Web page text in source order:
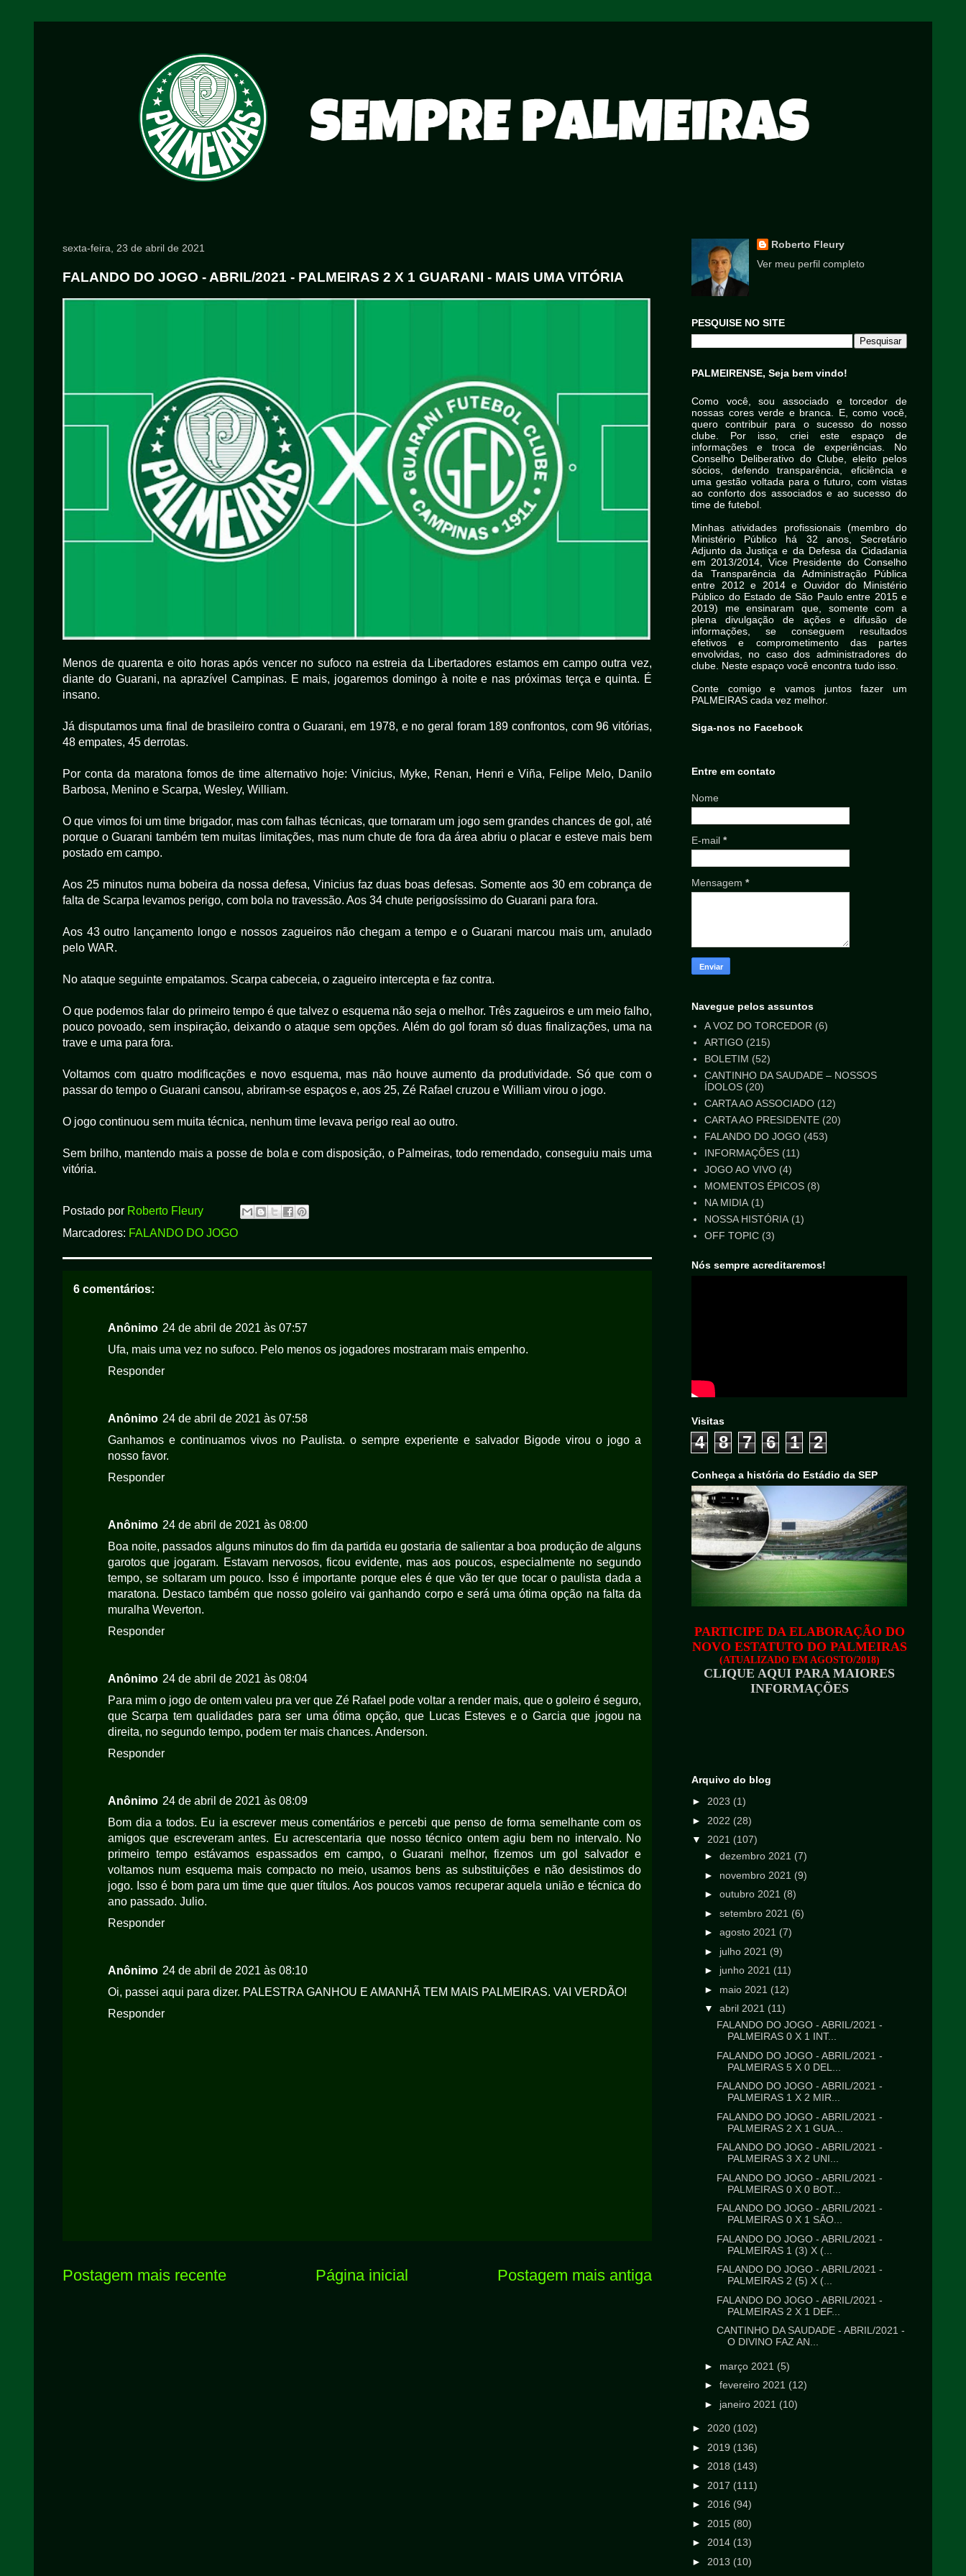
sexta-feira, 23 de abril de 2021
FALANDO DO JOGO - ABRIL/2021 - PALMEIRAS 2 X 1 GUARANI - MAIS UMA VITÓRIA
Menos de quarenta e oito horas após vencer no sufoco na estreia da Libertadores estamos em campo outra vez,
diante do Guarani, na aprazível Campinas. E mais, jogaremos domingo à noite e nas próximas terça e quinta. É
insano.
Já disputamos uma final de brasileiro contra o Guarani, em 1978, e no geral foram 189 confrontos, com 96 vitórias,
48 empates, 45 derrotas.
Por conta da maratona fomos de time alternativo hoje: Vinicius, Myke, Renan, Henri e Viña, Felipe Melo, Danilo
Barbosa, Menino e Scarpa, Wesley, William.
O que vimos foi um time brigador, mas com falhas técnicas, que tornaram um jogo sem grandes chances de gol, até
porque o Guarani também tem muitas limitações, mas num chute de fora da área abriu o placar e esteve mais bem
postado em campo.
Aos 25 minutos numa bobeira da nossa defesa, Vinicius faz duas boas defesas. Somente aos 30 em cobrança de
falta de Scarpa levamos perigo, com bola no travessão. Aos 34 chute perigosíssimo do Guarani para fora.
Aos 43 outro lançamento longo e nossos zagueiros não chegam a tempo e o Guarani marcou mais um, anulado
pelo WAR.
No ataque seguinte empatamos. Scarpa cabeceia, o zagueiro intercepta e faz contra.
O que podemos falar do primeiro tempo é que talvez o esquema não seja o melhor. Três zagueiros e um meio falho,
pouco povoado, sem inspiração, deixando o ataque sem opções. Além do gol foram só duas finalizações, uma na
trave e uma para fora.
Voltamos com quatro modificações e novo esquema, mas não houve aumento da produtividade. Só que com o
passar do tempo o Guarani cansou, abriram-se espaços e, aos 25, Zé Rafael cruzou e William virou o jogo.
O jogo continuou sem muita técnica, nenhum time levava perigo real ao outro.
Sem brilho, mantendo mais a posse de bola e com disposição, o Palmeiras, todo remendado, conseguiu mais uma
vitória.
Postado por Roberto Fleury
Marcadores: FALANDO DO JOGO
6 comentários:
Anônimo 24 de abril de 2021 às 07:57
Ufa, mais uma vez no sufoco. Pelo menos os jogadores mostraram mais empenho.
Responder
Anônimo 24 de abril de 2021 às 07:58
Ganhamos e continuamos vivos no Paulista. o sempre experiente e salvador Bigode virou o jogo a
nosso favor.
Responder
Anônimo 24 de abril de 2021 às 08:00
Boa noite, passados alguns minutos do fim da partida eu gostaria de salientar a boa produção de alguns
garotos que jogaram. Estavam nervosos, ficou evidente, mas aos poucos, especialmente no segundo
tempo, se soltaram um pouco. Isso é importante porque eles é que vão ter que tocar o paulista dada a
maratona. Destaco também que nosso goleiro vai ganhando corpo e será uma ótima opção na falta da
muralha Weverton.
Responder
Anônimo 24 de abril de 2021 às 08:04
Para mim o jogo de ontem valeu pra ver que Zé Rafael pode voltar a render mais, que o goleiro é seguro,
que Scarpa tem qualidades para ser uma ótima opção, que Lucas Esteves e o Garcia que jogou na
direita, no segundo tempo, podem ter mais chances. Anderson.
Responder
Anônimo 24 de abril de 2021 às 08:09
Bom dia a todos. Eu ia escrever meus comentários e percebi que penso de forma semelhante com os
amigos que escreveram antes. Eu acrescentaria que nosso técnico ontem agiu bem no intervalo. No
primeiro tempo estávamos espassados em campo, o Guarani melhor, fizemos um gol salvador e
voltamos num esquema mais compacto no meio, usamos bens as substituições e não desistimos do
jogo. Isso é bom para um time que quer títulos. Aos poucos vamos recuperar aquela união e técnica do
ano passado. Julio.
Responder
Anônimo 24 de abril de 2021 às 08:10
Oi, passei aqui para dizer. PALESTRA GANHOU E AMANHÃ TEM MAIS PALMEIRAS. VAI VERDÃO!
Responder
Postagem mais recente Postagem mais antiga
Página inicial
Roberto Fleury
Ver meu perfil completo
PESQUISE NO SITE
PALMEIRENSE, Seja bem vindo!
Como você, sou associado e torcedor de
nossas cores verde e branca. E, como você,
quero contribuir para o sucesso do nosso
clube. Por isso, criei este espaço de
informações e troca de experiências. No
Conselho Deliberativo do Clube, eleito pelos
sócios, defendo transparência, eficiência e
uma gestão voltada para o futuro, com vistas
ao conforto dos associados e ao sucesso do
time de futebol.
Minhas atividades profissionais (membro do
Ministério Público há 32 anos, Secretário
Adjunto da Justiça e da Defesa da Cidadania
em 2013/2014, Vice Presidente do Conselho
da Transparência da Administração Pública
entre 2012 e 2014 e Ouvidor do Ministério
Público do Estado de São Paulo entre 2015 e
2019) me ensinaram que, somente com a
plena divulgação de ações e difusão de
informações, se conseguem resultados
efetivos e comprometimento das partes
envolvidas, no caso dos administradores do
clube. Neste espaço você encontra tudo isso.
Conte comigo e vamos juntos fazer um
PALMEIRAS cada vez melhor.
Siga-nos no Facebook
Entre em contato
Nome
E-mail *
Mensagem *
Navegue pelos assuntos
A VOZ DO TORCEDOR (6)
ARTIGO (215)
BOLETIM (52)
CANTINHO DA SAUDADE – NOSSOS
ÍDOLOS (20)
CARTA AO ASSOCIADO (12)
CARTA AO PRESIDENTE (20)
FALANDO DO JOGO (453)
INFORMAÇÕES (11)
JOGO AO VIVO (4)
MOMENTOS ÉPICOS (8)
NA MIDIA (1)
NOSSA HISTÓRIA (1)
OFF TOPIC (3)
Nós sempre acreditaremos!
Visitas
4 8 7 6 1 2
Conheça a história do Estádio da SEP
PARTICIPE DA ELABORAÇÃO DO
NOVO ESTATUTO DO PALMEIRAS
(ATUALIZADO EM AGOSTO/2018)
CLIQUE AQUI PARA MAIORES
INFORMAÇÕES
Arquivo do blog
► 2023 (1)
► 2022 (28)
▼ 2021 (107)
► dezembro 2021 (7)
► novembro 2021 (9)
► outubro 2021 (8)
► setembro 2021 (6)
► agosto 2021 (7)
► julho 2021 (9)
► junho 2021 (11)
► maio 2021 (12)
▼ abril 2021 (11)
FALANDO DO JOGO - ABRIL/2021 -
PALMEIRAS 0 X 1 INT...
FALANDO DO JOGO - ABRIL/2021 -
PALMEIRAS 5 X 0 DEL...
FALANDO DO JOGO - ABRIL/2021 -
PALMEIRAS 1 X 2 MIR...
FALANDO DO JOGO - ABRIL/2021 -
PALMEIRAS 2 X 1 GUA...
FALANDO DO JOGO - ABRIL/2021 -
PALMEIRAS 3 X 2 UNI...
FALANDO DO JOGO - ABRIL/2021 -
PALMEIRAS 0 X 0 BOT...
FALANDO DO JOGO - ABRIL/2021 -
PALMEIRAS 0 X 1 SÃO...
FALANDO DO JOGO - ABRIL/2021 -
PALMEIRAS 1 (3) X (...
FALANDO DO JOGO - ABRIL/2021 -
PALMEIRAS 2 (5) X (...
FALANDO DO JOGO - ABRIL/2021 -
PALMEIRAS 2 X 1 DEF...
CANTINHO DA SAUDADE - ABRIL/2021 -
O DIVINO FAZ AN...
► março 2021 (5)
► fevereiro 2021 (12)
► janeiro 2021 (10)
► 2020 (102)
► 2019 (136)
► 2018 (143)
► 2017 (111)
► 2016 (94)
► 2015 (80)
► 2014 (13)
► 2013 (10)